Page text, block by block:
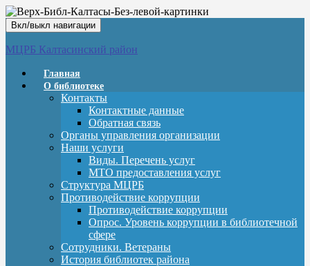
Вкл/выкл навигации
МЦРБ Калтасинский район
Главная
О библиотеке
Контакты
Контактные данные
Обратная связь
Органы управления организации
Наши услуги
Виды. Перечень услуг
МТО предоставления услуг
Структура МЦРБ
Противодействие коррупции
Противодействие коррупции
Опрос. Уровень коррупции в библиотечной
сфере
Сотрудники. Ветераны
История библиотек района